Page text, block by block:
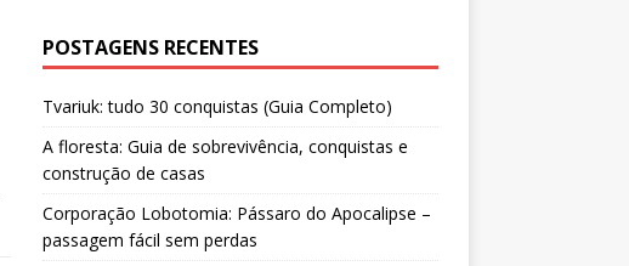
POSTAGENS RECENTES
Tvariuk: tudo 30 conquistas (Guia Completo)
A floresta: Guia de sobrevivência, conquistas e
construção de casas
Corporação Lobotomia: Pássaro do Apocalipse –
passagem fácil sem perdas